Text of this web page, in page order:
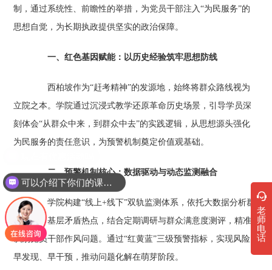
制，通过系统性、前瞻性的举措，为党员干部注入“为民服务”的
思想自觉，为长期执政提供坚实的政治保障。
一、红色基因赋能：以历史经验筑牢思想防线
西柏坡作为“赶考精神”的发源地，始终将群众路线视为
立院之本。学院通过沉浸式教学还原革命历史场景，引导学员深
刻体会“从群众中来，到群众中去”的实践逻辑，从思想源头强化
为民服务的责任意识，为预警机制奠定价值观基础。
二、预警机制核心：数据驱动与动态监测融合
学院构建“线上+线下”双轨监测体系，依托大数据分析群
众诉求、基层矛盾热点，结合定期调研与群众满意度测评，精准
识别党员干部作风问题。通过“红黄蓝”三级预警指标，实现风险
早发现、早干预，推动问题化解在萌芽阶段。
老
师
电
话
可以介绍下你们的课程吗？